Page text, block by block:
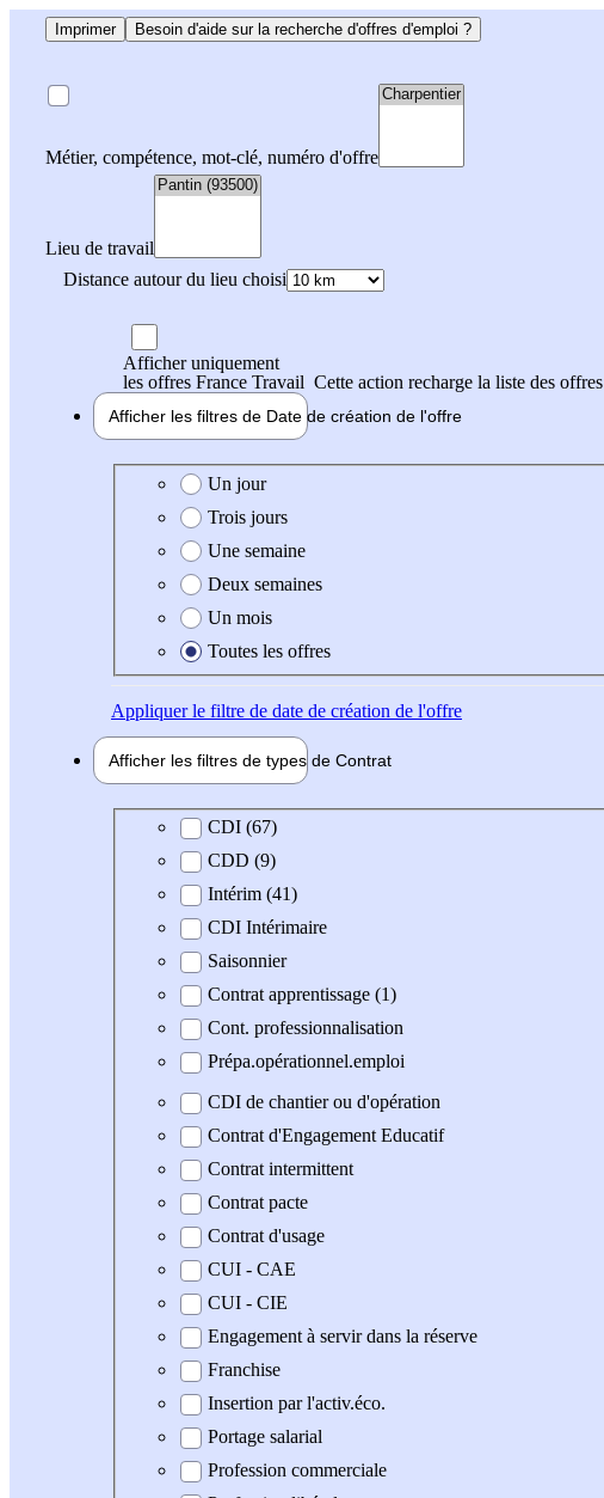
Imprimer Besoin d'aide sur la recherche d'offres d'emploi ?
Métier, compétence, mot-clé, numéro d'offre
Lieu de travail
Distance autour du lieu choisi
Afficher uniquement
les offres France Travail Cette action recharge la liste des offres
Afficher les filtres de Date de création de l'offre
Date de création de l'offre
Un jour
Trois jours
Une semaine
Deux semaines
Un mois
Toutes les offres
Appliquerle filtre de date de création de l'offre
Afficher les filtres de types de Contrat
Type de contratCDI (67)
CDD (9)
Intérim (41)
CDI Intérimaire
Saisonnier
Contrat apprentissage (1)
Cont. professionnalisation
Prépa.opérationnel.emploi
CDI de chantier ou d'opération
Contrat d'Engagement Educatif
Contrat intermittent
Contrat pacte
Contrat d'usage
CUI - CAE
CUI - CIE
Engagement à servir dans la réserve
Franchise
Insertion par l'activ.éco.
Portage salarial
Profession commerciale